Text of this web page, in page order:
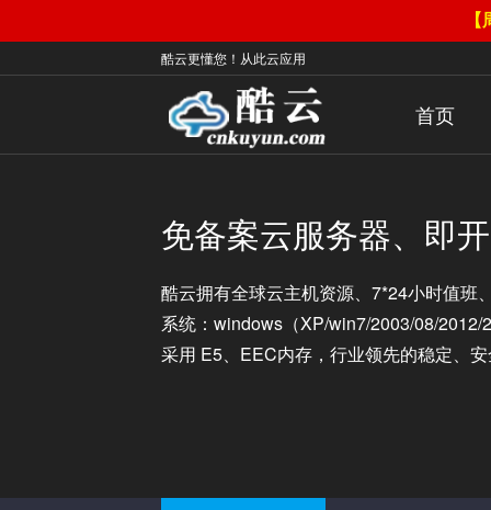
酷云更懂您！从此云应用
首页
免备案云服务器、即
酷云拥有全球云主机资源、7*24小时值班
系统：windows（XP/win7/2003/08/
采用 E5、EEC内存，行业领先的稳定、